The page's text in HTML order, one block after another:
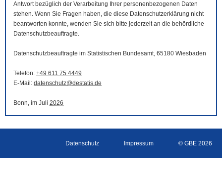
Antwort bezüglich der Verarbeitung Ihrer personenbezogenen Daten
stehen. Wenn Sie Fragen haben, die diese Datenschutzerklärung nicht
beantworten konnte, wenden Sie sich bitte jederzeit an die behördliche
Datenschutzbeauftragte.
Datenschutzbeauftragte im Statistischen Bundesamt, 65180 Wiesbaden
Telefon: +49 611 75 4449
E-Mail : datenschutz@destatis.de
Bonn, im Juli 2026
Datenschutz Impressum © GBE 2026